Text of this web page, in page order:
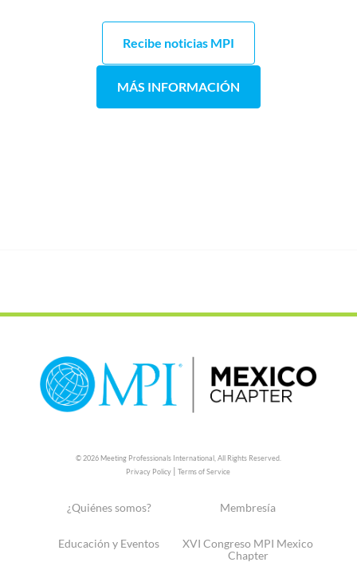
Recibe noticias MPI
MÁS INFORMACIÓN
© 2026 Meeting Professionals International, All Rights Reserved.
Privacy Policy |Terms of Service
¿Quiénes somos? Membresía
Educación y Eventos
XVI Congreso MPI Mexico
Chapter